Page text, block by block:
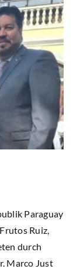
Paraguay
Ruiz,
durch
Marco Just